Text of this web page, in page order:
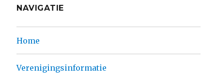
NAVIGATIE
Home
Verenigingsinformatie